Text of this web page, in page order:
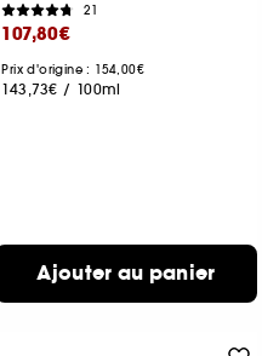
21
107,80€
Prix d'origine : 154,00€
143,73€ / 100ml
Ajouter au panier